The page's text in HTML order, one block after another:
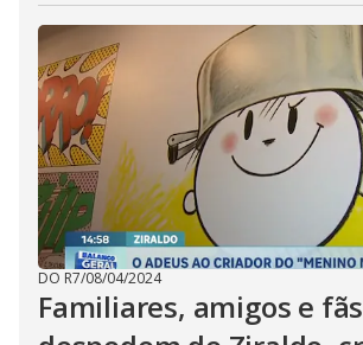
DO R7/08/04/2024
Familiares, amigos e